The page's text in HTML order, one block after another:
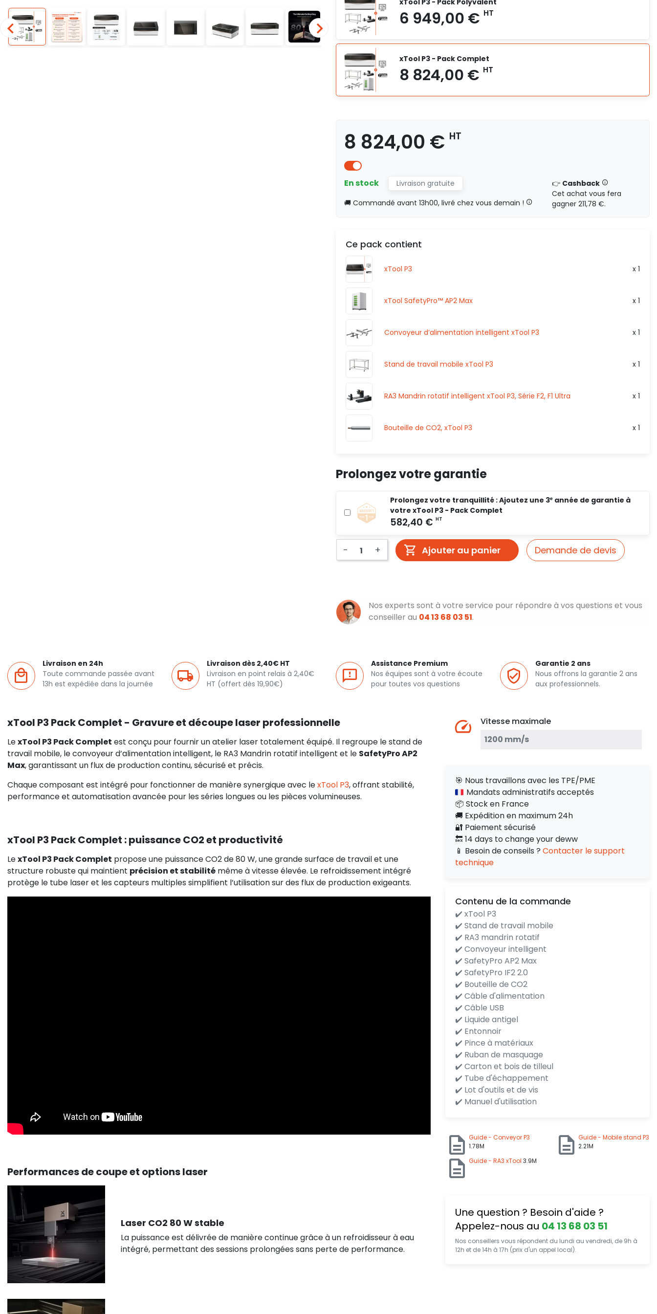
xTool P3 - Pack Complet
8 824,00 €HT
8 824,00 € HT
En stock
Livraison gratuite
🚚 Commandé avant 13h00, livré chez vous demain !
👉 Cashback
Cet achat vous fera
gagner 211,78 €.
Ce pack contient
xTool P3 x 1
xTool SafetyPro™ AP2 Max x 1
Convoyeur d’alimentation intelligent xTool P3 x 1
Stand de travail mobile xTool P3 x 1
RA3 Mandrin rotatif intelligent xTool P3, Série F2, F1 Ultra x 1
Bouteille de CO2, xTool P3 x 1
Prolongez votre garantie
Prolongez votre tranquillité : Ajoutez une 3ᵉ année de garantie à
votre xTool P3 - Pack Complet
- + Ajouter au panier Demande de devis
Nos experts sont à votre service pour répondre à vos questions et vous
conseiller au 04 13 68 03 51.
Livraison en 24h
Toute commande passée avant
13h est expédiée dans la journée
Livraison dès 2,40€ HT
Livraison en point relais à 2,40€
HT (offert dès 19,90€)
Assistance Premium
Nos équipes sont à votre écoute
pour toutes vos questions
Garantie 2 ans
Nous offrons la garantie 2 ans
aux professionnels.
xTool P3 Pack Complet - Gravure et découpe laser professionnelle
LexTool P3 Pack Complet est conçu pour fournir un atelier laser totalement équipé. Il regroupe le stand de
travail mobile, le convoyeur d’alimentation intelligent, le RA3 Mandrin rotatif intelligent et le SafetyPro AP2
Max, garantissant un flux de production continu, sécurisé et précis.
Chaque composant est intégré pour fonctionner de manière synergique avec lexTool P3, offrant stabilité,
performance et automatisation avancée pour les séries longues ou les pièces volumineuses.
xTool P3 Pack Complet : puissance CO2 et productivité
LexTool P3 Pack Complet propose une puissance CO2 de 80 W, une grande surface de travail et une
structure robuste qui maintient précision et stabilité même à vitesse élevée. Le refroidissement intégré
protège le tube laser et les capteurs multiples simplifient l’utilisation sur des flux de production exigeants.
Performances de coupe et options laser
Laser CO2 80 W stable
La puissance est délivrée de manière continue grâce à un refroidisseur à eau
intégré, permettant des sessions prolongées sans perte de performance.
Vitesse maximale
1200 mm/s
🎯 Nous travaillons avec les TPE/PME
Mandats administratifs acceptés
📦 Stock en France
🚚 Expédition en maximum 24h
🔐 Paiement sécurisé
🔙 14 days to change your deww
📱 Besoin de conseils ? Contacter le support
technique
Contenu de la commande
✔️ xTool P3
✔️ Stand de travail mobile
✔️ RA3 mandrin rotatif
✔️ Convoyeur intelligent
✔️ SafetyPro AP2 Max
✔️ SafetyPro IF2 2.0
✔️ Bouteille de CO2
✔️ Câble d'alimentation
✔️ Câble USB
✔️ Liquide antigel
✔️ Entonnoir
✔️ Pince à matériaux
✔️ Ruban de masquage
✔️ Carton et bois de tilleul
✔️ Tube d'échappement
✔️ Lot d'outils et de vis
✔️ Manuel d'utilisation
Guide - Conveyor P3
1.78M
Guide - Mobile stand P3
2.21M
Guide - RA3 xTool 3.9M
Une question ? Besoin d'aide ?
Appelez-nous au 04 13 68 03 51
Nos conseillers vous répondent du lundi au vendredi, de 9h à
12h et de 14h à 17h (prix d'un appel local).